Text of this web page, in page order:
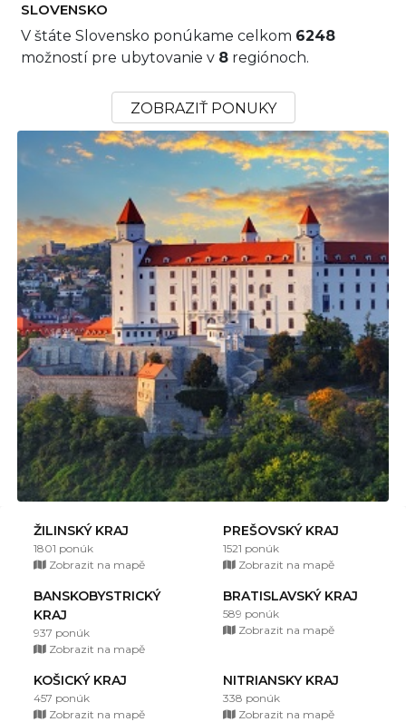
SLOVENSKO
V štáte Slovensko ponúkame celkom 6248
možností pre ubytovanie v 8 regiónoch.
ZOBRAZIŤ PONUKY
ŽILINSKÝ KRAJ
1801 ponúk
Zobrazit na mapě
PREŠOVSKÝ KRAJ
1521 ponúk
Zobrazit na mapě
BANSKOBYSTRICKÝ
KRAJ
937 ponúk
Zobrazit na mapě
BRATISLAVSKÝ KRAJ
589 ponúk
Zobrazit na mapě
KOŠICKÝ KRAJ
457 ponúk
Zobrazit na mapě
NITRIANSKY KRAJ
338 ponúk
Zobrazit na mapě